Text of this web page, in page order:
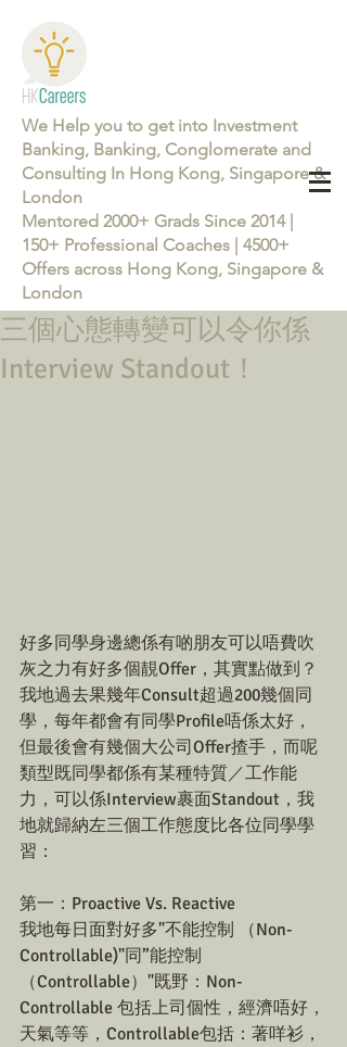
We Help you to get into Investment
Banking, Banking, Conglomerate and
Consulting In Hong Kong, Singapore &
London
Mentored 2000+ Grads Since 2014 |
150+ Professional Coaches | 4500+
Offers across Hong Kong, Singapore &
London
三個心態轉變可以令你係
Interview Standout！
好多同學身邊總係有啲朋友可以唔費吹
灰之力有好多個靚Offer，其實點做到？
我地過去果幾年Consult超過200幾個同
學，每年都會有同學Profile唔係太好，
但最後會有幾個大公司Offer揸手，而呢
類型既同學都係有某種特質／工作能
力，可以係Interview裹面Standout，我
地就歸納左三個工作態度比各位同學學
習：
第一：Proactive Vs. Reactive
我地每日面對好多"不能控制 （Non-
Controllable)"同”能控制
（Controllable）"既野：Non-
Controllable 包括上司個性，經濟唔好，
天氣等等，Controllable包括：著咩衫，